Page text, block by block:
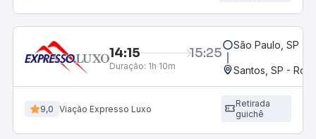
14:15 15:25
Duração: 1h 10m
São Paulo, SP -
Santos, SP -
9,0 Viação Expresso Luxo
Retirada
guichê